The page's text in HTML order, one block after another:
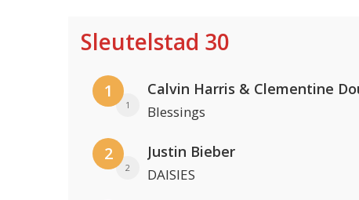
Sleutelstad 30
1
1
Calvin Harris & Clementine
Blessings
2
2
Justin Bieber
DAISIES